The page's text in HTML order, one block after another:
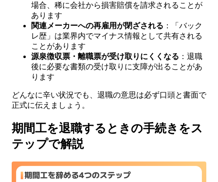
場合、稀に会社から損害賠償を請求されることが
あります
関連メーカーへの再雇用が閉ざされる ：「バック
レ歴」は業界内でマイナス情報として共有される
ことがあります
源泉徴収票・離職票が受け取りにくくなる ：退職
後に必要な書類の受け取りに支障が出ることがあ
ります
どんなに辛い状況でも、退職の意思は必ず口頭と書面で
正式に伝えましょう。
期間工を退職するときの手続きをス
テップで解説